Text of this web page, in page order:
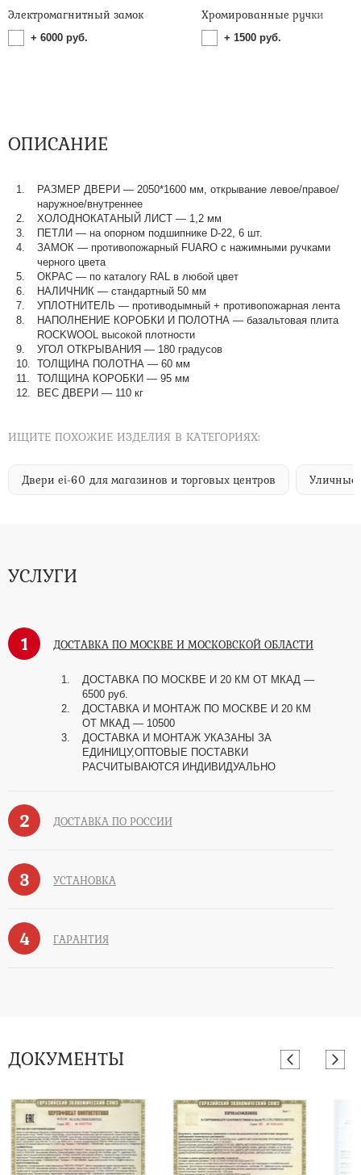
Электромагнитный замок
+ 6000 руб.
Хромированные ручки
+ 1500 руб.
ОПИСАНИЕ
РАЗМЕР ДВЕРИ — 2050*1600 мм, открывание левое/правое/
наружное/внутреннее
ХОЛОДНОКАТАНЫЙ ЛИСТ — 1,2 мм
ПЕТЛИ — на опорном подшипнике D-22, 6 шт.
ЗАМОК — противопожарный FUARO с нажимными ручками
черного цвета
ОКРАС — по каталогу RAL в любой цвет​​​​​​​
НАЛИЧНИК — стандартный 50 мм
УПЛОТНИТЕЛЬ — противодымный + противопожарная лента
НАПОЛНЕНИЕ КОРОБКИ И ПОЛОТНА — базальтовая плита
ROCKWOOL высокой плотности
УГОЛ ОТКРЫВАНИЯ — 180 градусов
ТОЛЩИНА ПОЛОТНА — 60 мм
ТОЛЩИНА КОРОБКИ — 95 мм
ВЕС ДВЕРИ — 110 кг
ИЩИТЕ ПОХОЖИЕ ИЗДЕЛИЯ В КАТЕГОРИЯХ:
Двери ei-60 для магазинов и торговых центров Уличные
УСЛУГИ
1 ДОСТАВКА ПО МОСКВЕ И МОСКОВСКОЙ ОБЛАСТИ
ДОСТАВКА ПО МОСКВЕ И 20 КМ ОТ МКАД —
6500 руб.
ДОСТАВКА И МОНТАЖ ПО МОСКВЕ И 20 КМ
ОТ МКАД — 10500
ДОСТАВКА И МОНТАЖ УКАЗАНЫ ЗА
ЕДИНИЦУ,ОПТОВЫЕ ПОСТАВКИ
РАСЧИТЫВАЮТСЯ ИНДИВИДУАЛЬНО
2 ДОСТАВКА ПО РОССИИ
3 УСТАНОВКА
4 ГАРАНТИЯ
ДОКУМЕНТЫ